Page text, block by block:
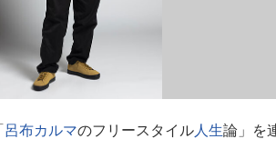
呂布カルマのフリースタイル人生論」を